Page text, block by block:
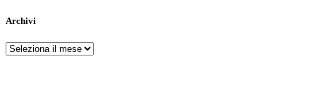
Archivi
Archivi